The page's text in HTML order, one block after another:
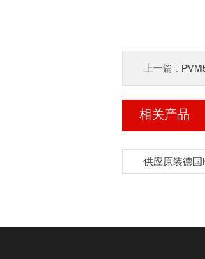
上一篇 :
相关产品
供应原装德国